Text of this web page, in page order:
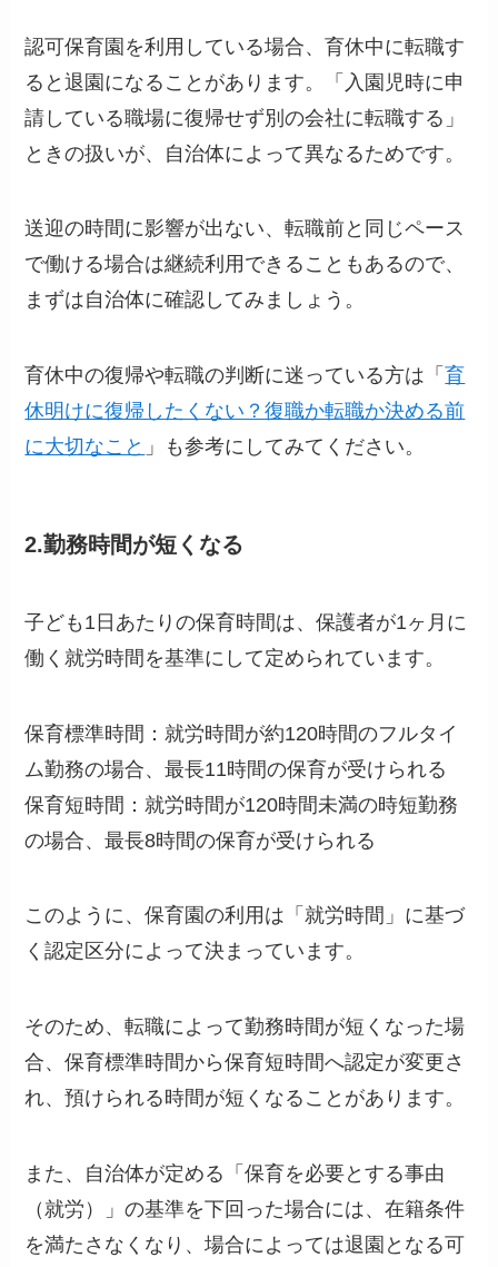
認可保育園を利用している場合、育休中に転職す
ると退園になることがあります。「入園児時に申
請している職場に復帰せず別の会社に転職する」
ときの扱いが、自治体によって異なるためです。
送迎の時間に影響が出ない、転職前と同じペース
で働ける場合は継続利用できることもあるので、
まずは自治体に確認してみましょう。
育休中の復帰や転職の判断に迷っている方は「育
休明けに復帰したくない？復職か転職か決める前
に大切なこと 」も参考にしてみてください。
2.勤務時間が短くなる
子ども1日あたりの保育時間は、保護者が1ヶ月に
働く就労時間を基準にして定められています。
保育標準時間：就労時間が約120時間のフルタイ
ム勤務の場合、最長11時間の保育が受けられる
保育短時間：就労時間が120時間未満の時短勤務
の場合、最長8時間の保育が受けられる
このように、保育園の利用は「就労時間」に基づ
く認定区分によって決まっています。
そのため、転職によって勤務時間が短くなった場
合、保育標準時間から保育短時間へ認定が変更さ
れ、預けられる時間が短くなることがあります。
また、自治体が定める「保育を必要とする事由
（就労）」の基準を下回った場合には、在籍条件
を満たさなくなり、場合によっては退園となる可